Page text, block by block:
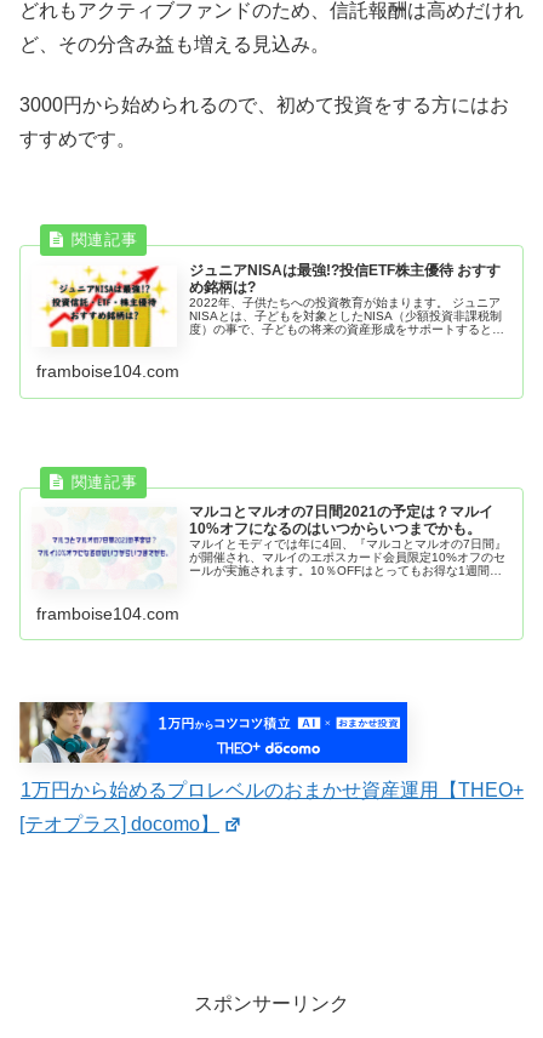
どれもアクティブファンドのため、信託報酬は高めだけれ
ど、その分含み益も増える見込み。
3000円から始められるので、初めて投資をする方にはお
すすめです。
ジュニアNISAは最強!?投信ETF株主優待 おすす
め銘柄は?
2022年、子供たちへの投資教育が始まります。 ジュニア
NISAとは、子どもを対象としたNISA（少額投資非課税制
度）の事で、子どもの将来の資産形成をサポートするとっ
framboise104.com
マルコとマルオの7日間2021の予定は？マルイ
10%オフになるのはいつからいつまでかも。
マルイとモディでは年に4回、『マルコとマルオの7日間』
が開催され、マルイのエポスカード会員限定10%オフのセ
ールが実施されます。10％OFFはとってもお得な1週間。
framboise104.com
1万円から始めるプロレベルのおまかせ資産運用【THEO+
[テオプラス] docomo】
スポンサーリンク